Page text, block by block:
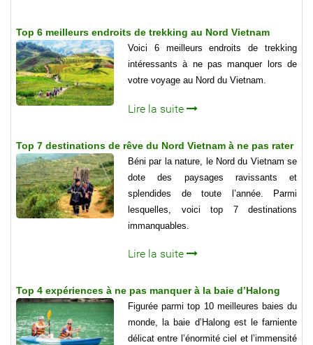
Top 6 meilleurs endroits de trekking au Nord Vietnam
Voici 6 meilleurs endroits de trekking
intéressants à ne pas manquer lors de
votre voyage au Nord du Vietnam.
Lire la suite
Top 7 destinations de rêve du Nord Vietnam à ne pas rater
Béni par la nature, le Nord du Vietnam se
dote des paysages ravissants et
splendides de toute l’année. Parmi
lesquelles, voici top 7 destinations
immanquables.
Lire la suite
Top 4 expériences à ne pas manquer à la baie d’Halong
Figurée parmi top 10 meilleures baies du
monde, la baie d’Halong est le farniente
délicat entre l’énormité ciel et l’immensité